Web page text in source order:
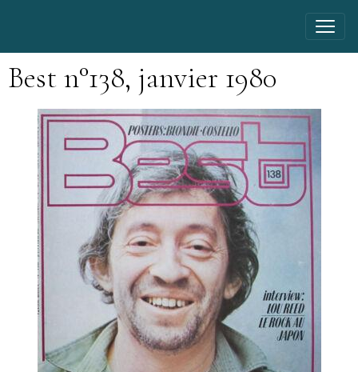
Best n°138, janvier 1980